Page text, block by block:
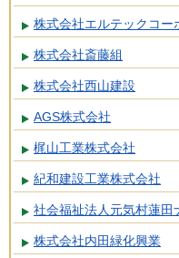
株式会社エルテックコー
株式会社斎藤組
株式会社西山建設
AGS株式会社
梶山工業株式会社
紀和建設工業株式会社
社会福祉法人元気村蓮田
株式会社内田緑化興業